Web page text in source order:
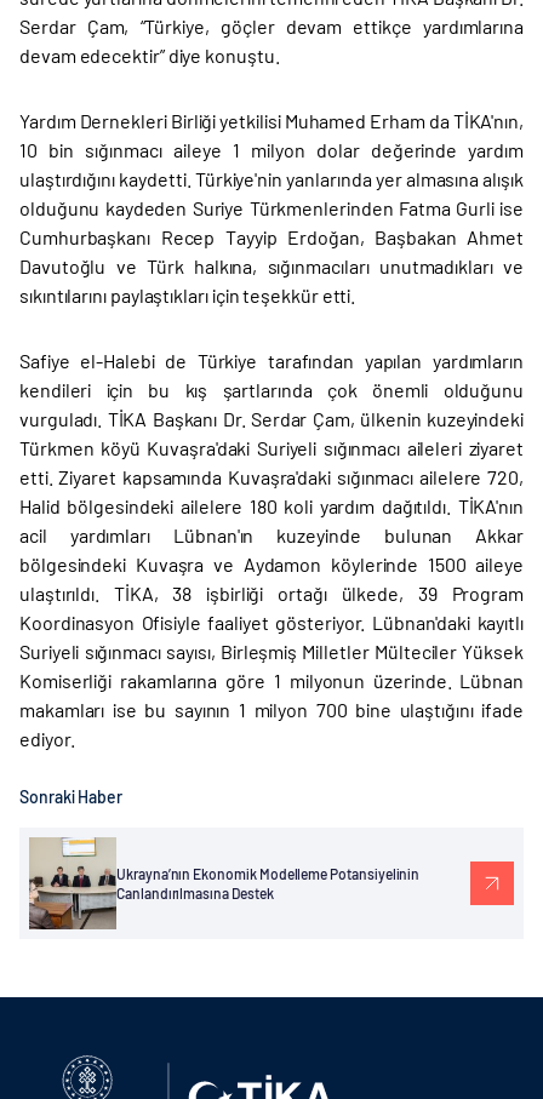
Serdar Çam, “Türkiye, göçler devam ettikçe yardımlarına
devam edecektir” diye konuştu.
Yardım Dernekleri Birliği yetkilisi Muhamed Erham da TİKA'nın,
10 bin sığınmacı aileye 1 milyon dolar değerinde yardım
ulaştırdığını kaydetti. Türkiye'nin yanlarında yer almasına alışık
olduğunu kaydeden Suriye Türkmenlerinden Fatma Gurli ise
Cumhurbaşkanı Recep Tayyip Erdoğan, Başbakan Ahmet
Davutoğlu ve Türk halkına, sığınmacıları unutmadıkları ve
sıkıntılarını paylaştıkları için teşekkür etti.
Safiye el-Halebi de Türkiye tarafından yapılan yardımların
kendileri için bu kış şartlarında çok önemli olduğunu
vurguladı. TİKA Başkanı Dr. Serdar Çam, ülkenin kuzeyindeki
Türkmen köyü Kuvaşra'daki Suriyeli sığınmacı aileleri ziyaret
etti. Ziyaret kapsamında Kuvaşra'daki sığınmacı ailelere 720,
Halid bölgesindeki ailelere 180 koli yardım dağıtıldı. TİKA'nın
acil yardımları Lübnan'ın kuzeyinde bulunan Akkar
bölgesindeki Kuvaşra ve Aydamon köylerinde 1500 aileye
ulaştırıldı. TİKA, 38 işbirliği ortağı ülkede, 39 Program
Koordinasyon Ofisiyle faaliyet gösteriyor. Lübnan'daki kayıtlı
Suriyeli sığınmacı sayısı, Birleşmiş Milletler Mülteciler Yüksek
Komiserliği rakamlarına göre 1 milyonun üzerinde. Lübnan
makamları ise bu sayının 1 milyon 700 bine ulaştığını ifade
ediyor.
Sonraki Haber
Ukrayna’nın Ekonomik Modelleme Potansiyelinin
Canlandırılmasına Destek